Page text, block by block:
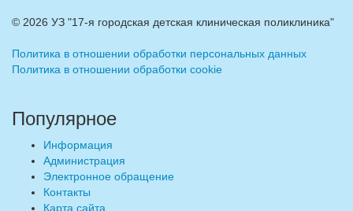
© 2026 УЗ "17-я городская детская клиническая поликлиника"
Политика в отношении обработки персональных данных
Политика в отношении обработки cookie
Популярное
Информация
Администрация
Электронное обращение
Контакты
Карта сайта